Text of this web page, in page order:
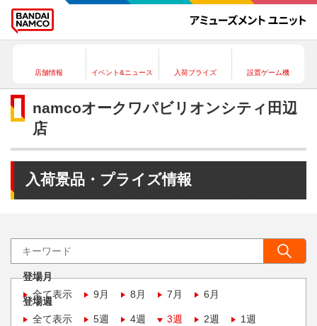
店舗情報 イベント&ニュース 入荷プライズ 設置ゲーム機
namcoオークワパビリオンシティ田辺
店
入荷景品・プライズ情報
登場月
全て表示
9月 8月 7月 6月
登場週
全て表示
5週 4週 3週 2週 1週